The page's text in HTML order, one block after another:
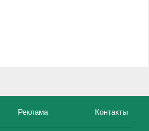
Реклама Контакты